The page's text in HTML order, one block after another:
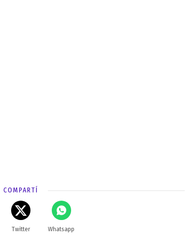
COMPARTÍ
Twitter Whatsapp